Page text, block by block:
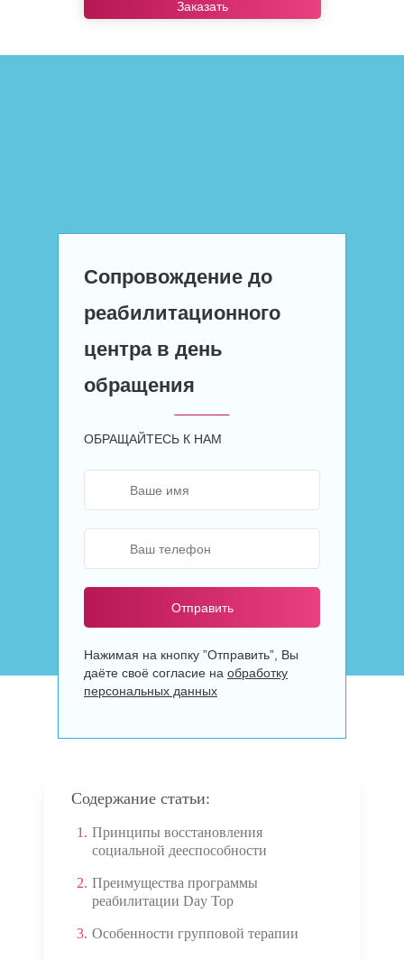
Заказать
Сопровождение до
реабилитационного
центра в день
обращения
ОБРАЩАЙТЕСЬ К НАМ
Отправить
Нажимая на кнопку ”Отправить”, Вы
даёте своё согласие на обработку
персональных данных
Содержание статьи:
1. Принципы восстановления
социальной дееспособности
2. Преимущества программы
реабилитации Day Top
3. Особенности групповой терапии